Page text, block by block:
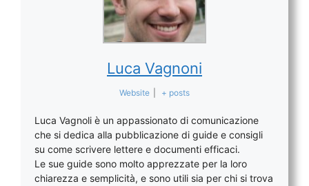
Luca Vagnoni
Website + posts
Luca Vagnoli è un appassionato di comunicazione
che si dedica alla pubblicazione di guide e consigli
su come scrivere lettere e documenti efficaci.
Le sue guide sono molto apprezzate per la loro
chiarezza e semplicità, e sono utili sia per chi si trova